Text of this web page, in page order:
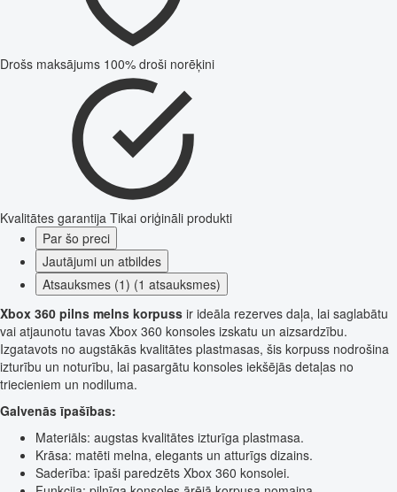
Drošs maksājums 100% droši norēķini
Kvalitātes garantija Tikai oriģināli produkti
Par šo preci
Jautājumi un atbildes
Atsauksmes (1) (1 atsauksmes)
Xbox 360 pilns melns korpuss ir ideāla rezerves daļa, lai saglabātu
vai atjaunotu tavas Xbox 360 konsoles izskatu un aizsardzību.
Izgatavots no augstākās kvalitātes plastmasas, šis korpuss nodrošina
izturību un noturību, lai pasargātu konsoles iekšējās detaļas no
triecieniem un nodiluma.
Galvenās īpašības:
Materiāls: augstas kvalitātes izturīga plastmasa.
Krāsa: matēti melna, elegants un atturīgs dizains.
Saderība: īpaši paredzēts Xbox 360 konsolei.